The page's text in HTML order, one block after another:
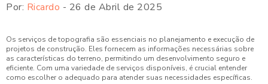
Por: Ricardo - 26 de Abril de 2025
Os serviços de topografia são essenciais no planejamento e execução de
projetos de construção. Eles fornecem as informações necessárias sobre
as características do terreno, permitindo um desenvolvimento seguro e
eficiente. Com uma variedade de serviços disponíveis, é crucial entender
como escolher o adequado para atender suas necessidades específicas.